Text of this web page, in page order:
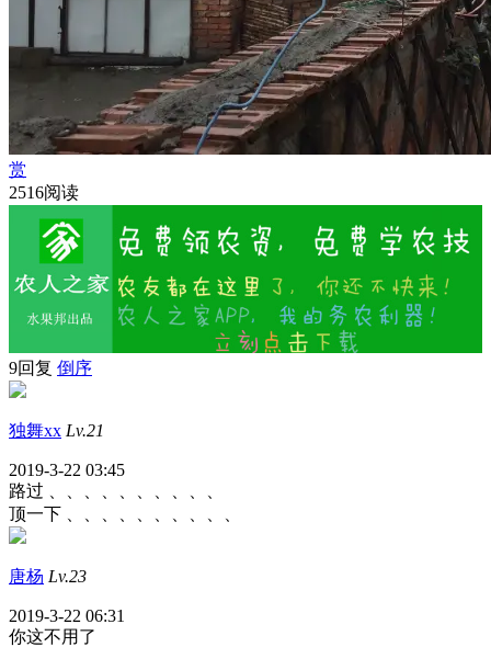
赏
2516阅读
9回复 倒序
独舞xx Lv.21
2019-3-22 03:45
路过 、、、、、、、、、、
顶一下 、、、、、、、、、、
唐杨 Lv.23
2019-3-22 06:31
你这不用了